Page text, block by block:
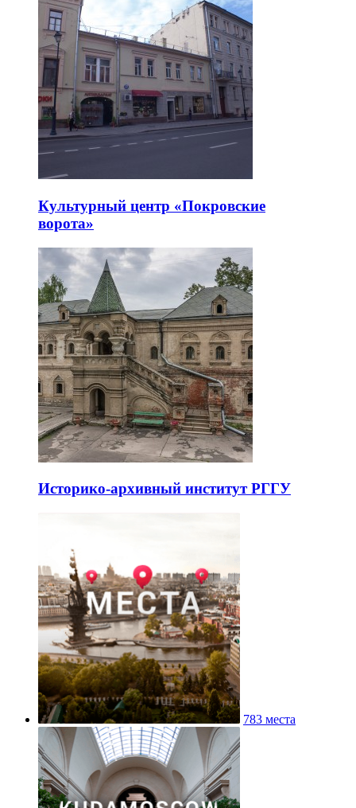
Культурный центр «Покровские
ворота»
Историко-архивный институт РГГУ
783 места